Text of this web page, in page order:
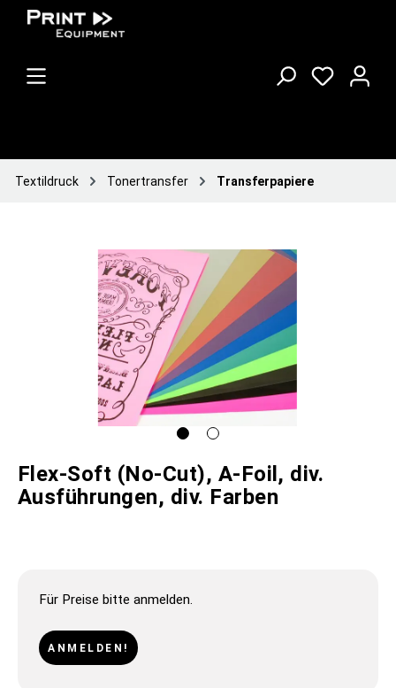
Textildruck Tonertransfer Transferpapiere
Flex-Soft (No-Cut), A-Foil, div.
Ausführungen, div. Farben
Für Preise bitte anmelden.
ANMELDEN!